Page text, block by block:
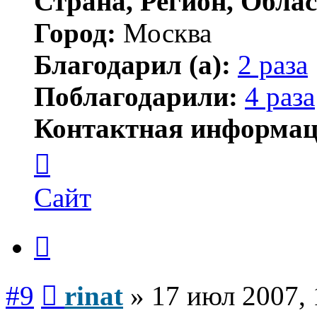
Город: Москва
Благодарил (а): 2 раза
Поблагодарили: 4 раза
Контактная
пользователя
rinat
Сайт
#9 rinat » 17 июл 2007,